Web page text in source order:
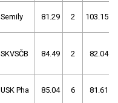
Semily 81.29 2 103.15
SKVSČB 84.49 2 82.04
USK Pha 85.04 6 81.61